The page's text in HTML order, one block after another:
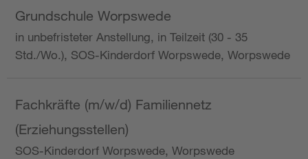
Grundschule Worpswede
in unbefristeter Anstellung, in Teilzeit (30 - 35
Std./Wo.), SOS-Kinderdorf Worpswede, Worpswede
Fachkräfte (m/w/d) Familiennetz
(Erziehungsstellen)
SOS-Kinderdorf Worpswede, Worpswede